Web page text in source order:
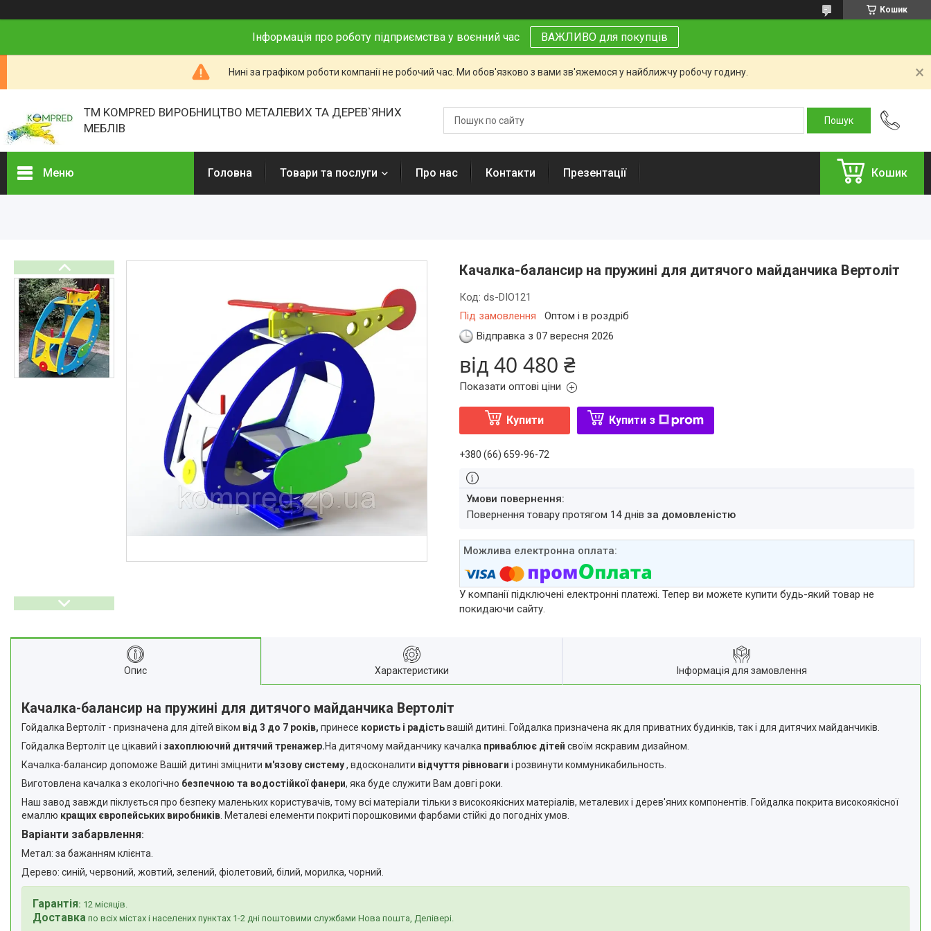
Кошик
Інформація про роботу підприємства у воєнний час ВАЖЛИВО для покупців
Нині за графіком роботи компанії не робочий час. Ми обов'язково з вами зв'яжемося у найближчу робочу годину.
ТМ KOMPRED ВИРОБНИЦТВО МЕТАЛЕВИХ ТА ДЕРЕВ`ЯНИХ
МЕБЛІВ
Меню
Презентації
Реєстраційні документи
Головна Товари та послуги Про нас Контакти Презентації Кошик
Качалка-балансир на пружині для дитячого майданчика Вертоліт
Під замовлення Оптом і в роздріб
Код: ds-DIO121
Відправка з 07 вересня 2026
від40 480 ₴
Показати оптові ціни
Купити Купити з
+380 (66) 659-96-72
повернення товару протягом 14 днів за домовленістю
У компанії підключені електронні платежі. Тепер ви можете купити будь-який товар не
покидаючи сайту.
Опис Характеристики Інформація для замовлення
Качалка-балансир на пружині для дитячого майданчика Вертоліт
Гойдалка Вертоліт - призначена для дітей віком від 3 до 7 років, принесе користь і радістьвашій дитині. Гойдалка призначена як для приватних будинків, так і для дитячих майданчиків.
Гойдалка Вертолітце цікавий і захоплюючий дитячий тренажер.На дитячому майданчику качалка приваблює дітей своїм яскравим дизайном.
Качалка-балансир допоможе Вашій дитині зміцнити м'язову систему, вдосконалити відчуття рівноваги і розвинути коммуникабильность.
Виготовлена качалка з екологічно безпечною та водостійкої фанери, яка буде служити Вам довгі роки.
Наш завод завжди піклується про безпеку маленьких користувачів, тому всі матеріали тільки з високоякісних матеріалів, металевих і дерев'яних компонентів. Гойдалка покрита високоякісної
емаллю кращих європейських виробників . Металеві елементи покриті порошковими фарбами стійкі до погодніх умов.
Варіанти забарвлення:
Метал: за бажанням клієнта.
Дерево: синій, червоний, жовтий, зелений, фіолетовий, білий, морилка, чорний.
Гарантія: 12 місяців.
Доставка по всіх містах і населених пунктах 1-2 дні поштовими службами Нова пошта, Делівері.